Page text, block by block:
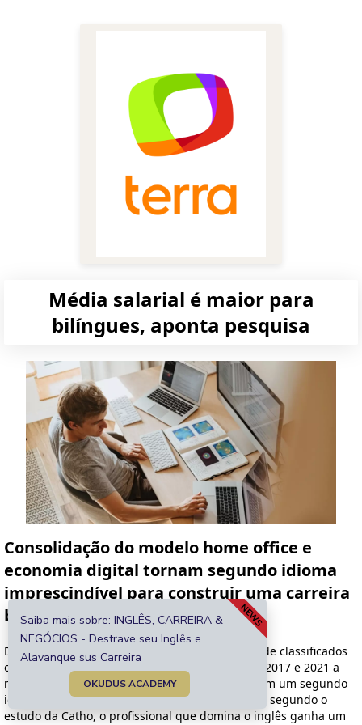
NEWS
Saiba mais sobre: INGLÊS, CARREIRA &
NEGÓCIOS - Destrave seu Inglês e
Alavanque sus Carreira
OKUDUS ACADEMY